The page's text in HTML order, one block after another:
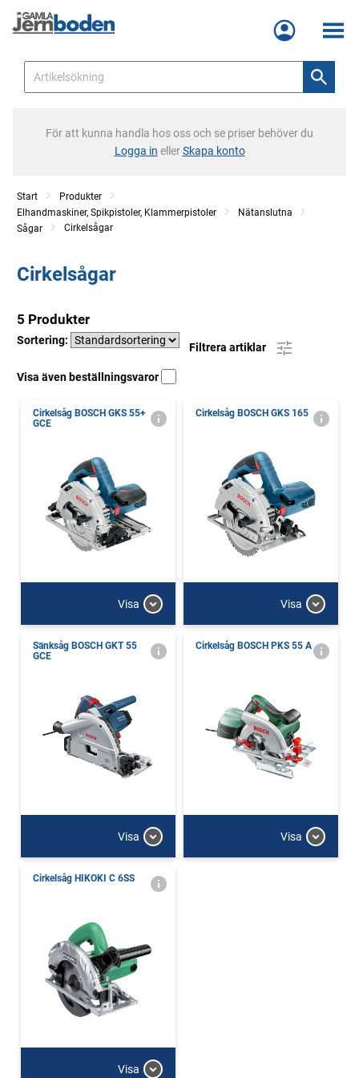
Meny
För att kunna handla hos oss och se priser behöver du
Logga in ellerSkapa konto
Start
Produkter
Elhandmaskiner, Spikpistoler, Klammerpistoler
Nätanslutna
Sågar
Cirkelsågar
Cirkelsågar
5 Produkter
Sortering:
Filtrera artiklar
Visa även beställningsvaror
Cirkelsåg BOSCH GKS 55+
GCE
Visa
Cirkelsåg BOSCH GKS 165
Visa
Sänksåg BOSCH GKT 55
GCE
Visa
Cirkelsåg BOSCH PKS 55 A
Visa
Cirkelsåg HIKOKI C 6SS
Visa